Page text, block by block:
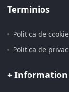
Terminios
Politica de
Politica de
+ Information
Pagina
Esta es la